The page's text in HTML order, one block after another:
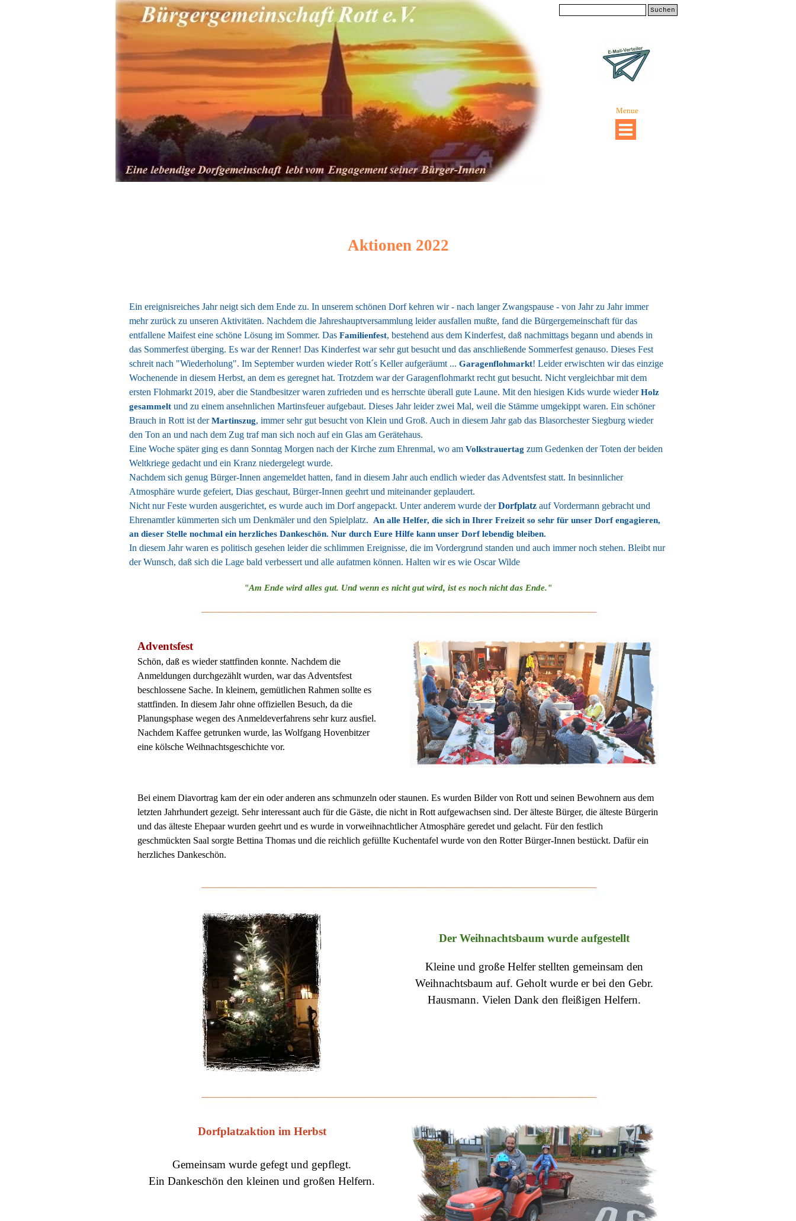
Animated
words
Suchen
Menü überspringen
Menue
Aktionen 2022
Ein ereignisreiches Jahr neigt sich dem Ende zu.In unserem schönen Dorf kehren wir- nach langer Zwangspause -von Jahr zu Jahr immer
mehr zurück zu unseren Aktivitäten. Nachdem die Jahreshauptversammlung leider ausfallen mußte, fand die Bürgergemeinschaft für das
entfallene Maifest eine schöne Lösung im Sommer. DasFamilienfest, bestehend aus dem Kinderfest, daß nachmittags begann und abends in
das Sommerfest überging. Es war der Renner! Das Kinderfest war sehr gut besucht und das anschließende Sommerfest genauso. Dieses Fest
schreit nach "Wiederholung". Im September wurden wieder Rott´s Keller aufgeräumt ...Garagenflohmarkt! Leider erwischten wir das einzige
Wochenende in diesem Herbst, an dem es geregnet hat. Trotzdem war der Garagenflohmarkt recht gut besucht. Nicht vergleichbar mit dem
ersten Flohmarkt 2019, aber die Standbesitzer waren zufrieden und es herrschte überall gute Laune. Mit den hiesigen Kids wurde wiederHolz
gesammelt und zu einem ansehnlichen Martinsfeuer aufgebaut. Dieses Jahr leider zwei Mal, weil die Stämme umgekippt waren. Ein schöner
Brauch in Rott ist derMartinszug, immer sehr gut besucht von Klein und Groß. Auch in diesem Jahr gab das Blasorchester Siegburg wieder
den Ton an und nach dem Zug traf man sich noch auf ein Glas am Gerätehaus.
Eine Woche später ging es dann Sonntag Morgen nach der Kirche zum Ehrenmal, wo am Volkstrauertag zum Gedenken der Toten der beiden
Weltkriege gedacht und ein Kranz niedergelegt wurde.
Nachdem sich genug Bürger-Innen angemeldet hatten, fand in diesem Jahr auch endlich wieder das Adventsfest statt. In besinnlicher
Atmosphäre wurde gefeiert, Dias geschaut, Bürger-Innen geehrt und miteinander geplaudert.
Nicht nur Feste wurden ausgerichtet, es wurde auch im Dorf angepackt. Unter anderem wurde der Dorfplatz auf Vordermann gebracht und
Ehrenamtler kümmerten sich um Denkmäler und den Spielplatz.
An alle Helfer, die sich in Ihrer Freizeit so sehr für unser Dorf engagieren,
an dieser Stelle nochmal ein herzliches Dankeschön. Nur durch Eure Hilfe kann unser Dorf lebendig bleiben.
In diesem Jahr waren es politisch gesehen leider die schlimmen Ereignisse, die im Vordergrund standen und auch immer noch stehen. Bleibt nur
der Wunsch, daß sich die Lage bald verbessert und alle aufatmen können. Halten wir es wie Oscar Wilde
"Am Ende wird alles gut. Und wenn es nicht gut wird, ist es noch nicht das Ende."
Adventsfest
Schön, daß es wieder stattfinden konnte. Nachdem die
Anmeldungen durchgezählt wurden, war das Adventsfest
beschlossene Sache. In kleinem, gemütlichen Rahmen sollte es
stattfinden. In diesem Jahr ohne offiziellen Besuch, da die
Planungsphase wegen des Anmeldeverfahrens sehr kurz ausfiel.
Nachdem Kaffee getrunken wurde, las Wolfgang Hovenbitzer
eine kölsche Weihnachtsgeschichte vor.
Bei einem Diavortrag kam der ein oder anderen ans schmunzeln oder staunen. Es wurden Bilder von Rott und seinen Bewohnern aus dem
letzten Jahrhundert gezeigt. Sehr interessant auch für die Gäste, die nicht in Rott aufgewachsen sind. Der älteste Bürger, die älteste Bürgerin
und das älteste Ehepaar wurden geehrt und es wurde in vorweihnachtlicher Atmosphäre geredet und gelacht. Für den festlich
geschmückten Saal sorgte Bettina Thomas und die reichlich gefüllte Kuchentafel wurde von den Rotter Bürger-Innen bestückt. Dafür ein
herzliches Dankeschön.
Der Weihnachtsbaum wurde aufgestellt
Kleine und große Helfer stellten gemeinsam den
Weihnachtsbaum auf. Geholt wurde er bei den Gebr.
Hausmann. Vielen Dank den fleißigen Helfern.
Dorfplatzaktion im Herbst
Gemeinsam wurde gefegt und gepflegt.
Ein Dankeschön den kleinen und großen Helfern.